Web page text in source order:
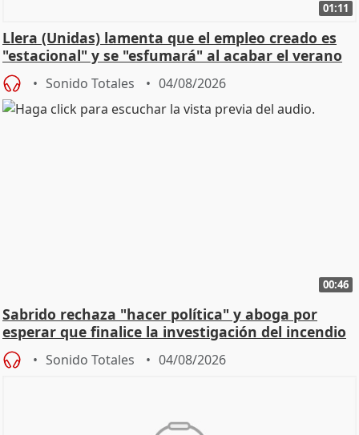
01:11
Llera (Unidas) lamenta que el empleo creado es
"estacional" y se "esfumará" al acabar el verano
Sonido Totales 04/08/2026
00:46
Sabrido rechaza "hacer política" y aboga por
esperar que finalice la investigación del incendio
Sonido Totales 04/08/2026